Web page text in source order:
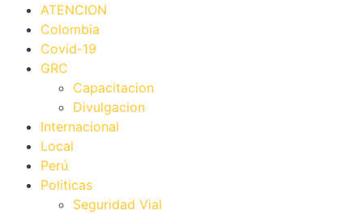
ATENCION
Colombia
Covid-19
GRC
Capacitacion
Divulgacion
Internacional
Local
Perú
Politicas
Seguridad Vial